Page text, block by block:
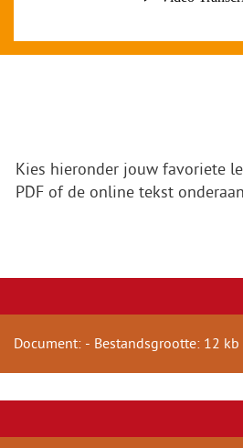
Kies hieronder jouw favoriete
PDF of de online tekst
Document: - Bestandsgrootte: 12 kb